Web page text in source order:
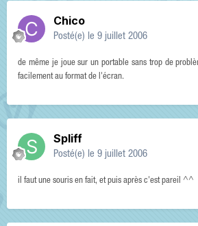
Chico
Posté(e) le 9 juillet 2006
de même je joue sur un portable sans trop de
facilement au format de l'écran.
Spliff
Posté(e) le 9 juillet 2006
il faut une souris en fait, et puis après c'est pareil ^^